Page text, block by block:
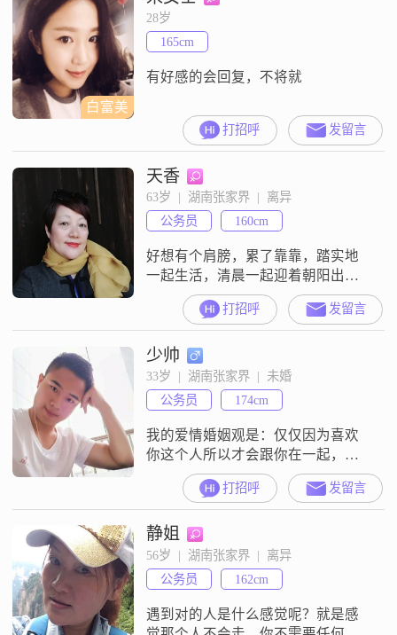
白富美
28岁
165cm
有好感的会回复，不将就
打招呼 发留言
天香
63岁  |  湖南张家界  |  离异
公务员
160cm
好想有个肩膀，累了靠靠，踏实地
一起生活，清晨一起迎着朝阳出
门，余晖下一起回家，做饭，散
步……
打招呼 发留言
少帅
33岁  |  湖南张家界  |  未婚
公务员
174cm
我的爱情婚姻观是：仅仅因为喜欢
你这个人所以才会跟你在一起，白
首不分离。
打招呼 发留言
静姐
56岁  |  湖南张家界  |  离异
公务员
162cm
遇到对的人是什么感觉呢？就是感